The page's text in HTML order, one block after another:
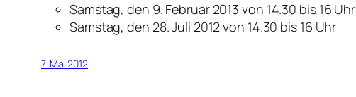
Samstag, den 9. Februar 2013 von 14.30 bis 16 Uhr
Samstag, den 28. Juli 2012 von 14.30 bis 16 Uhr
7. Mai 2012